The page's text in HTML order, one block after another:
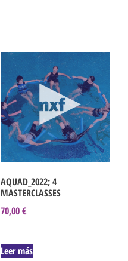
AQUAD_2022; 4
MASTERCLASSES
70,00€
Leer más